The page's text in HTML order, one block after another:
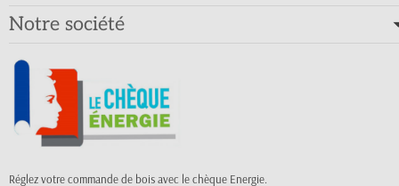
Notre société
Réglez votre commande de bois avec le chèque Energie.